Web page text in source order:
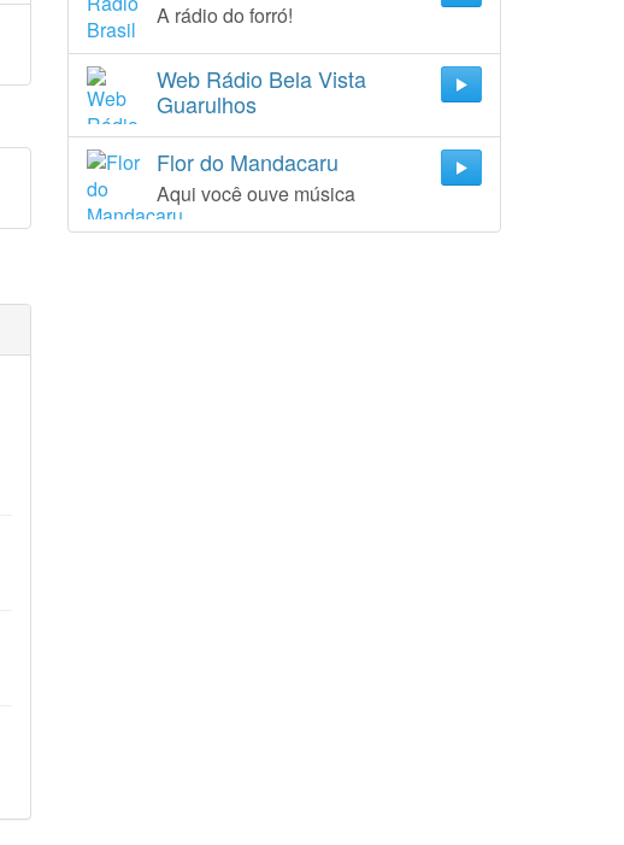
A rádio do forró!
Web Rádio Bela Vista
Guarulhos
Flor do Mandacaru
Aqui você ouve música